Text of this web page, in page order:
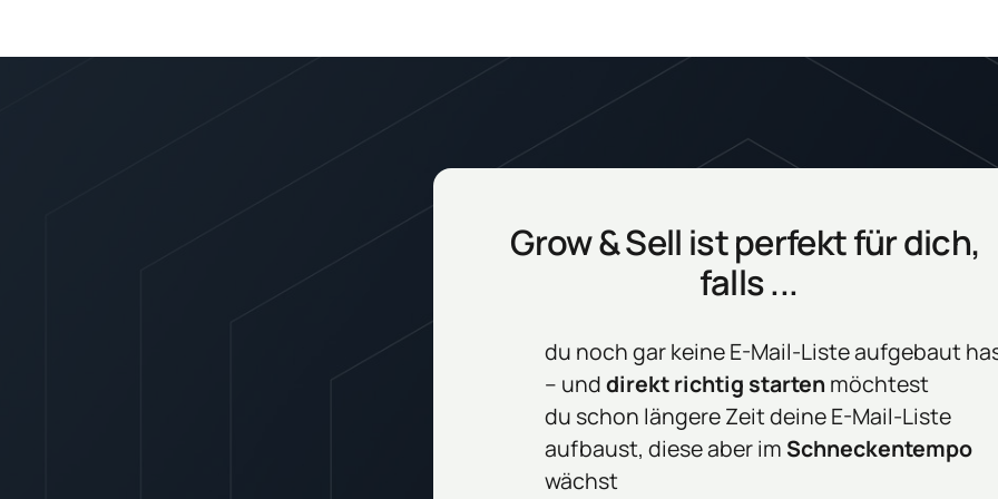
Grow & Sell ist perfekt für dich,
falls ...
du noch gar keine E-Mail-Liste aufgebaut
– und direkt richtig starten möchtest
du schon längere Zeit deine E-Mail-Liste
aufbaust, diese aber im Schneckentempo
wächst